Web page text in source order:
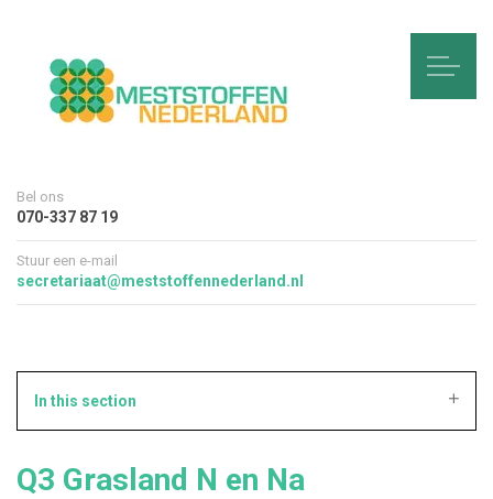
Bel ons
070-337 87 19
Stuur een e-mail
secretariaat@meststoffennederland.nl
In this section
Q3 Grasland N en Na